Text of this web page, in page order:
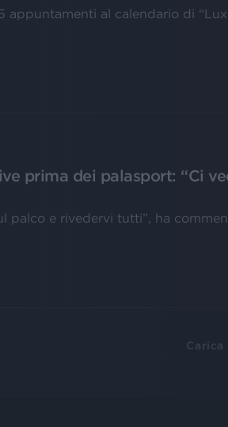
appuntamenti al calendario di
prima dei palasport: “Ci
palco e rivedervi tutti”, ha
Carica